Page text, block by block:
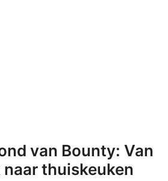
van Bounty: Van
thuiskeuken